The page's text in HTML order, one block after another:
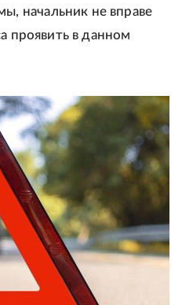
начальник не вправе
проявить в данном